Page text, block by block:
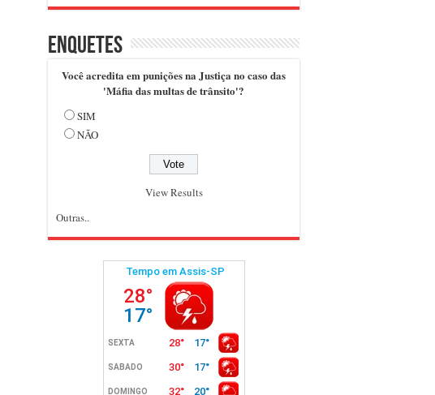
Enquetes
Você acredita em punições na Justiça no caso das
'Máfia das multas de trânsito'?
SIM
NÃO
View Results
Outras..